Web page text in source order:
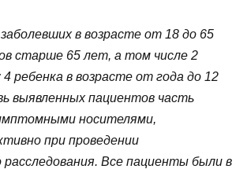
в возрасте от 18 до 65
старше 65 лет, а том числе 2
ребенка в возрасте от года до 12
выявленных пациентов часть
носителями,
при проведении
расследования. Все пациенты были в